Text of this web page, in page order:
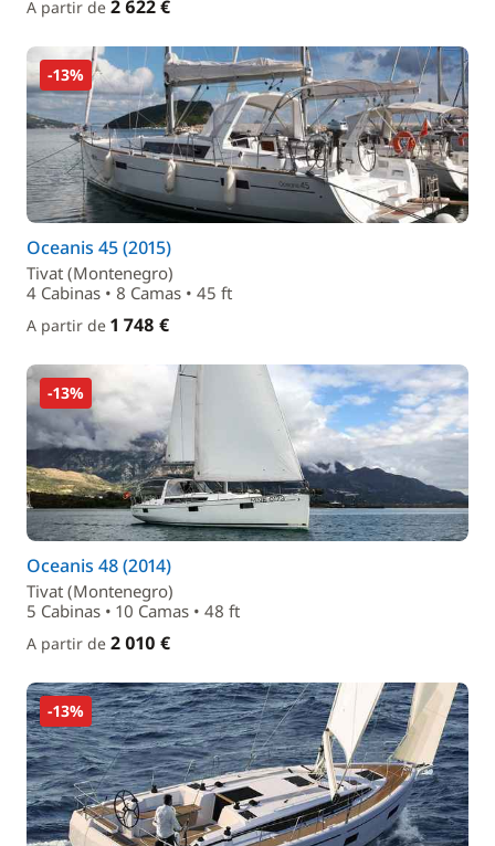
A partir de 2 622 €
-13%
Oceanis 45 (2015)
Tivat (Montenegro)
4 Cabinas • 8 Camas • 45 ft
A partir de 1 748 €
-13%
Oceanis 48 (2014)
Tivat (Montenegro)
5 Cabinas • 10 Camas • 48 ft
A partir de 2 010 €
-13%